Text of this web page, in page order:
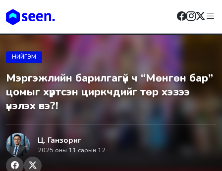
НИЙГЭМ
Мэргэжлийн барилгагүй ч “Мөнгөн бар”
цомыг хүртсэн циркчдийг төр хэзээ
үнэлэх вэ?!
Ц. Ганзориг
2025 оны 11 сарын 12